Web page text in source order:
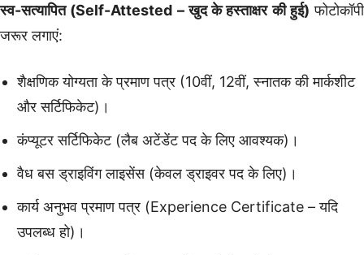
स्व-सत्यापित (Self-Attested – खुद के हस्ताक्षर की हुई) फोटोकॉपी
जरूर लगाएं:
शैक्षणिक योग्यता के प्रमाण पत्र (10वीं, 12वीं, स्नातक की मार्कशीट
और सर्टिफिकेट)।
कंप्यूटर सर्टिफिकेट (लैब अटेंडेंट पद के लिए आवश्यक)।
वैध बस ड्राइविंग लाइसेंस (केवल ड्राइवर पद के लिए)।
कार्य अनुभव प्रमाण पत्र (Experience Certificate – यदि
उपलब्ध हो)।